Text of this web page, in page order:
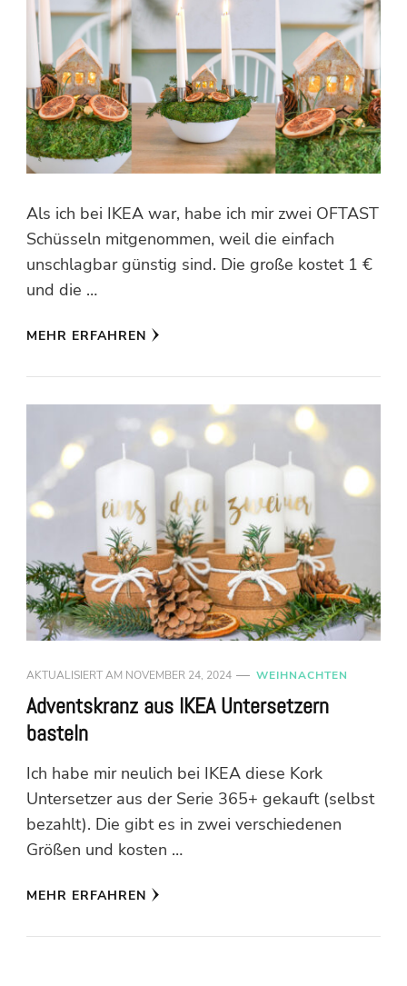
Als ich bei IKEA war, habe ich mir zwei OFTAST
Schüsseln mitgenommen, weil die einfach
unschlagbar günstig sind. Die große kostet 1 €
und die …
MEHR ERFAHREN
AKTUALISIERT AM NOVEMBER 24, 2024 WEIHNACHTEN
Adventskranz aus IKEA Untersetzern
basteln
Ich habe mir neulich bei IKEA diese Kork
Untersetzer aus der Serie 365+ gekauft (selbst
bezahlt). Die gibt es in zwei verschiedenen
Größen und kosten …
MEHR ERFAHREN